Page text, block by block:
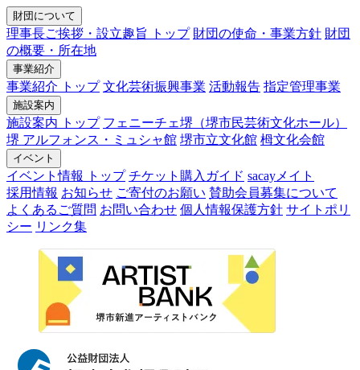
財団について
理事長ご挨拶・設立趣旨 トップ 財団の使命・事業方針 財団
の概要・所在地
事業紹介
事業紹介 トップ 文化芸術振興事業 活動報告 指定管理事業
施設案内
施設案内 トップ フェニーチェ堺（堺市民芸術文化ホール）
堺 アルフォンス・ミュシャ館 堺市立文化館 栂文化会館
イベント
イベント情報 トップ チケット購入ガイド sacayメイト
採用情報 お知らせ ご寄付のお願い 賛助会員募集について
よくあるご質問 お問い合わせ 個人情報保護方針 サイトポリ
シー リンク集